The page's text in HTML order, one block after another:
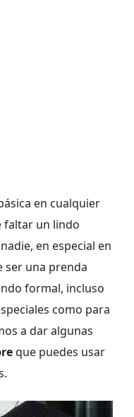
en cualquier
faltar un lindo
en especial en
ser una prenda
formal, incluso
como para
a dar algunas
que puedes usar